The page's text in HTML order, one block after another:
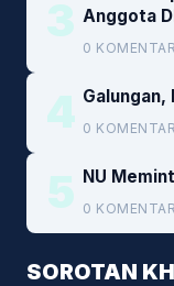
3 Anggota
Kemenkeu
0
4 Galungan,
0
5 NU
0
SOROTAN